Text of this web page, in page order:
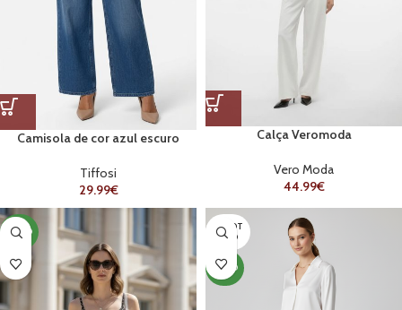
Camisola de cor azul escuro
Tiffosi
29.99€
Calça Veromoda
Vero Moda
44.99€
NOVO
ESGOT
ADO
NOVO